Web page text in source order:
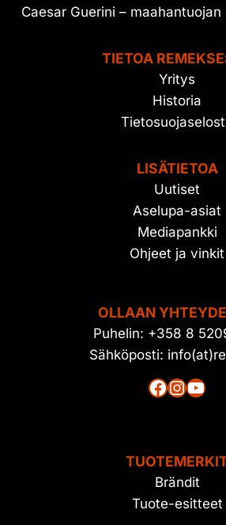
Caesar Guerini –
TIETOA
Yritys
Historia
LISÄTIETOA
Uutiset
Aselupa-asiat
Mediapankki
Ohjeet ja vinkit
OLLAAN
Puhelin: +358 8
Sähköposti:
Brändit
Tuote-esitteet